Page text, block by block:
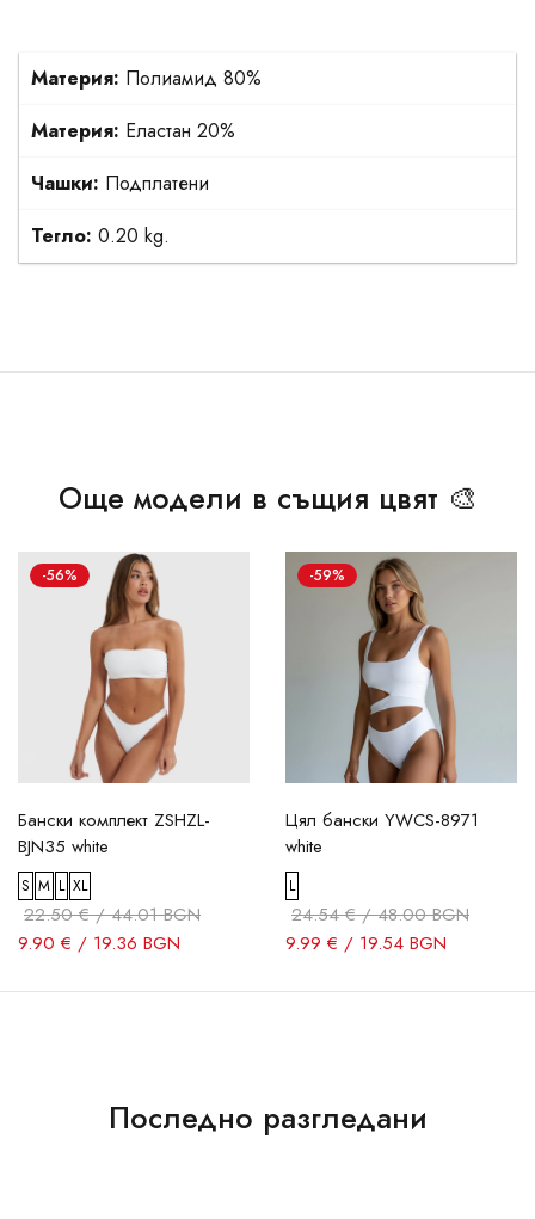
Материя: Полиамид 80%
Материя: Еластан 20%
Чашки: Подплатени
Тегло: 0.20 kg.
Още модели в същия цвят 🎨
-56%
Бански комплект ZSHZL-
BJN35 white
S M L XL
22.50 € / 44.01 BGN
9.90 € / 19.36 BGN
-59%
Цял бански YWCS-8971
white
L
24.54 € / 48.00 BGN
9.99 € / 19.54 BGN
Последно разгледани